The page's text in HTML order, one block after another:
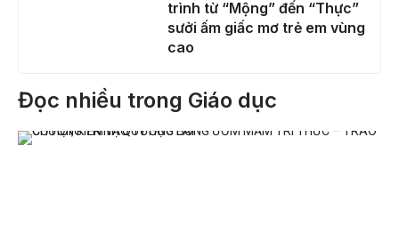
trình từ “Mộng” đến “Thực”
sưởi ấm giấc mơ trẻ em vùng
cao
Đọc nhiều trong Giáo dục